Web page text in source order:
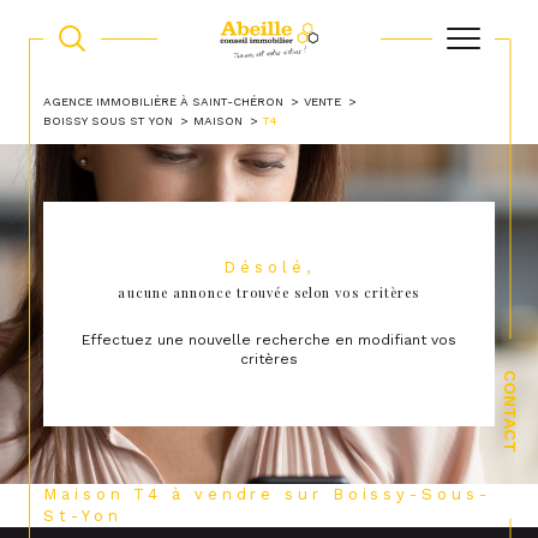
CONTACT
AGENCE IMMOBILIÈRE À SAINT-CHÉRON
VENTE
BOISSY SOUS ST YON
MAISON T4
Désolé,
aucune annonce trouvée selon vos critères
Effectuez une nouvelle recherche en modifiant vos
critères
Maison T4 à vendre sur Boissy-Sous-
St-Yon